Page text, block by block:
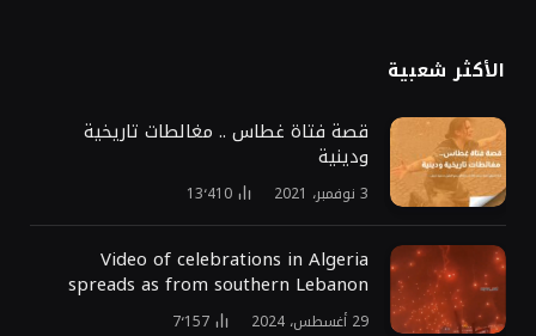
الأكثر شعبية
قصة فتاة غطاس .. مغالطات تاريخية
ودينية
3 نوفمبر، 2021 13٬410
Video of celebrations in Algeria
spreads as from southern Lebanon
29 أغسطس، 2024 7٬157